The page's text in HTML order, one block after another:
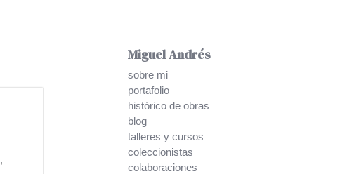
Miguel Andrés
sobre mi
portafolio
histórico de obras
blog
talleres y cursos
coleccionistas
colaboraciones